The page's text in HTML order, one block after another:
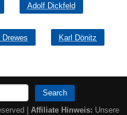
Adolf Dickfeld
Drewes Karl Dönitz
Search
| Affiliate Hinweis: Unsere